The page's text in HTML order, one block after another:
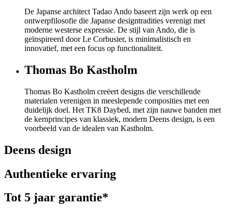
De Japanse architect Tadao Ando baseert zijn werk op een
ontwerpfilosofie die Japanse designtradities verenigt met
moderne westerse expressie. De stijl van Ando, die is
geïnspireerd door Le Corbusier, is minimalistisch en
innovatief, met een focus op functionaliteit.
Thomas Bo Kastholm
Thomas Bo Kastholm creëert designs die verschillende
materialen verenigen in meeslepende composities met een
duidelijk doel. Het TK8 Daybed, met zijn nauwe banden met
de kernprincipes van klassiek, modern Deens design, is een
voorbeeld van de idealen van Kastholm.
Deens design
Authentieke ervaring
Tot 5 jaar garantie*